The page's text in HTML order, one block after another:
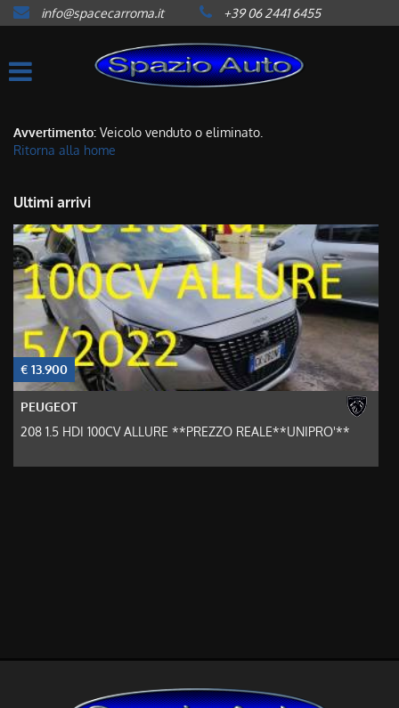
HOME
LISTA VEICOLI
ACQUISTIAMO USATO
CONTATTI
NEWS
AREA COMMERCIANTI
info@spacecarroma.it +39 06 2441 6455
Avvertimento: Veicolo venduto o eliminato.
Ritorna alla home
Ultimi arrivi
€ 13.900
PEUGEOT
208 1.5 HDI 100CV ALLURE **PREZZO REALE**UNIPRO'**